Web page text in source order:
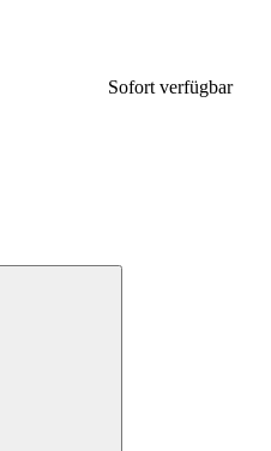
Sofort verfügbar